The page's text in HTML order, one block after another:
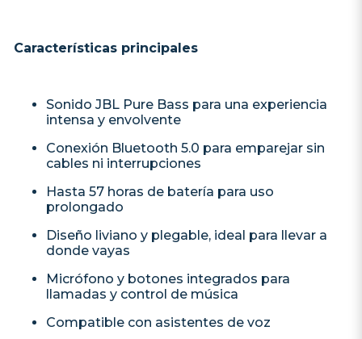
Características principales
Sonido JBL Pure Bass para una experiencia
intensa y envolvente
Conexión Bluetooth 5.0 para emparejar sin
cables ni interrupciones
Hasta 57 horas de batería para uso
prolongado
Diseño liviano y plegable, ideal para llevar a
donde vayas
Micrófono y botones integrados para
llamadas y control de música
Compatible con asistentes de voz